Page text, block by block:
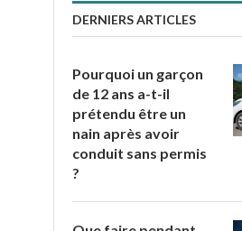
DERNIERS ARTICLES
Pourquoi un garçon
de 12 ans a-t-il
prétendu être un
nain après avoir
conduit sans permis
?